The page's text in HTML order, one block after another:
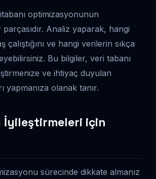
optimizasyonunun
Analiz yaparak, hangi
çalıştığını ve hangi verilerin sıkça
Bu bilgiler, veri tabanı
ve ihtiyaç duyulan
yapmanıza olanak tanır.
İyileştirmeleri için
sürecinde dikkate almanız